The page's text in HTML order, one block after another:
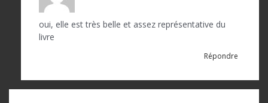
l
oui, elle est très belle et assez représentative du
livre
Répondre